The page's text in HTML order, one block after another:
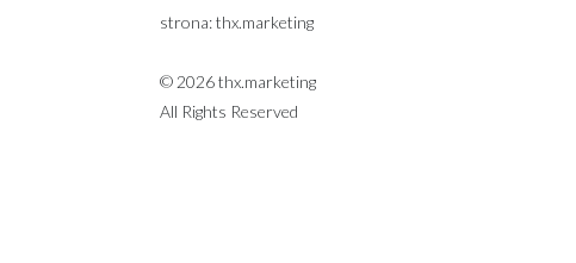
strona:thx.marketing
© 2026 thx.marketing
All Rights Reserved